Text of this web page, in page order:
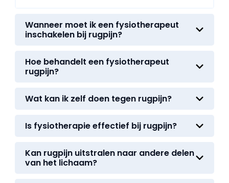
Wanneer moet ik een fysiotherapeut
inschakelen bij rugpijn?
Hoe behandelt een fysiotherapeut
rugpijn?
Wat kan ik zelf doen tegen rugpijn?
Is fysiotherapie effectief bij rugpijn?
Kan rugpijn uitstralen naar andere delen
van het lichaam?